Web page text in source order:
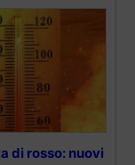
di rosso: nuovi